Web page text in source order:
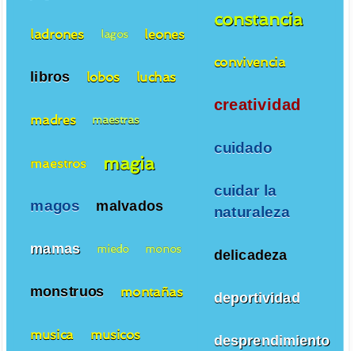
constancia
convivencia
creatividad
cuidado
cuidar la
naturaleza
delicadeza
deportividad
desprendimiento
ladrones lagos leones
libros lobos luchas
madres maestras
maestros magia
magos malvados
mamas miedo monos
monstruos montañas
musica musicos